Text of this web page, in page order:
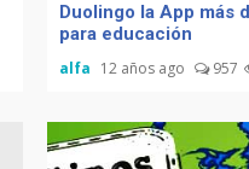
Duolingo la App más
para educación
alfa 12 años ago 957